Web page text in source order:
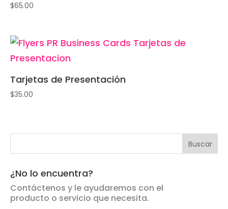
$65.00
Tarjetas de Presentación
$35.00
¿No lo encuentra?
Contáctenos y le ayudaremos con el
producto o servicio que necesita.